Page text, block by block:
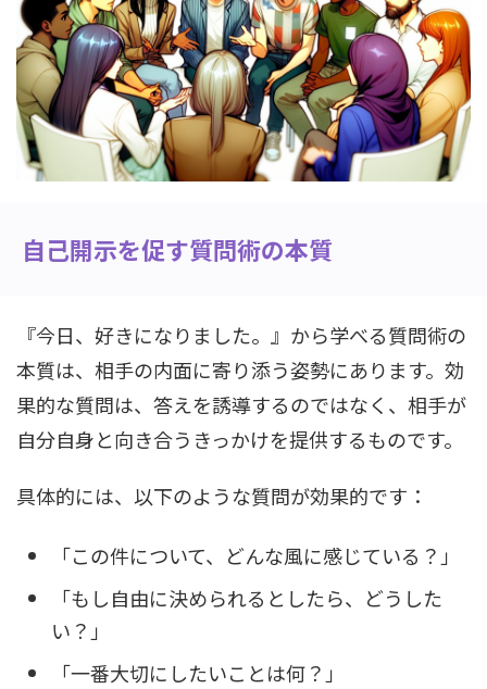
自己開示を促す質問術の本質
『今日、好きになりました。』から学べる質問術の
本質は、相手の内面に寄り添う姿勢にあります。効
果的な質問は、答えを誘導するのではなく、相手が
自分自身と向き合うきっかけを提供するものです。
具体的には、以下のような質問が効果的です：
「この件について、どんな風に感じている？」
「もし自由に決められるとしたら、どうした
い？」
「一番大切にしたいことは何？」